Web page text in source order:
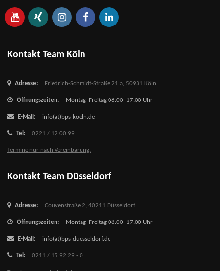
Kontakt Team Köln
Adresse: Friedrich-Schmidt-Straße 21 a, 50931 Köln
Öffnungszeiten: Montag–Freitag 08.00–17.00 Uhr
E-Mail: info(at)bps-koeln.de
Tel: 0221 / 12 00 99
Termine nur nach Vereinbarung.
Kontakt Team Düsseldorf
Adresse: Couvenstraße 2, 40211 Düsseldorf
Öffnungszeiten: Montag–Freitag 08.00–17.00 Uhr
E-Mail: info(at)bps-duesseldorf.de
Tel: 0211 / 15 92 29 - 0